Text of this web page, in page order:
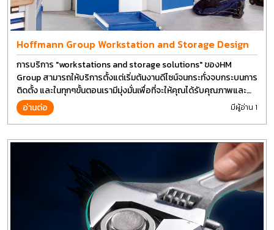
Hoffmann Group Workstation and Storage Design
การบริการ "workstations and storage solutions" ของHM
Group สามารถให้บริการตั้งแต่เริ่มต้นงานดีไซน์จนกระทั่งจบกระบนการ
ติดตั้ง และในทุกๆขั้นตอนเรามีมุ่งมั่นเพื่อที่จะให้คุณได้รับคุณภาพและ
การที่งานที่ดีที่สุด บนต้นทุนที่ดีที่สุดเช่นกัน
อ่านต่อ มีผู้อ่าน 1